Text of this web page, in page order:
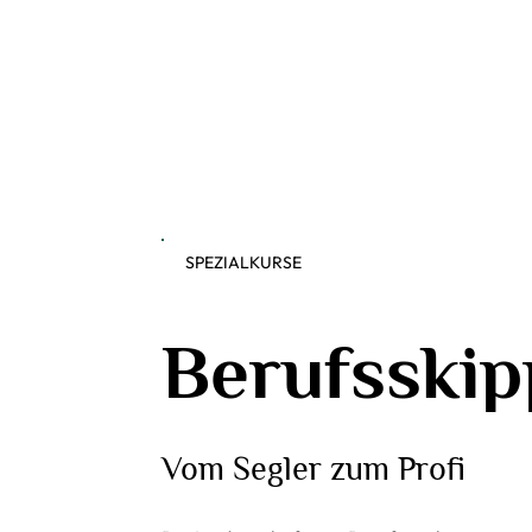
SPEZIALKURSE
Vom Segler zum Profi